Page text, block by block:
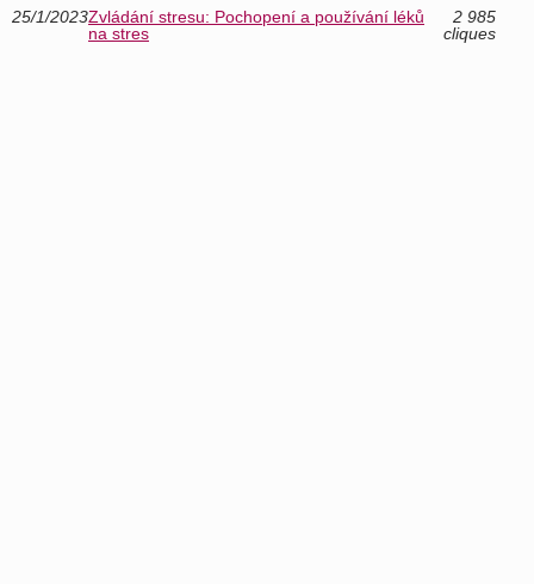
25/1/2023Zvládání stresu: Pochopení a používání léků
na stres
2 985
cliques